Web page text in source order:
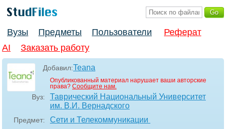
Вузы Предметы Пользователи
Реферат
AI
Заказать работу
Добавил:Teana
Опубликованный материал нарушает ваши авторские
права? Сообщите нам.
Вуз:
Таврический Национальный Университет
им. В.И. Вернадского
Предмет: Сети и Телекоммуникации